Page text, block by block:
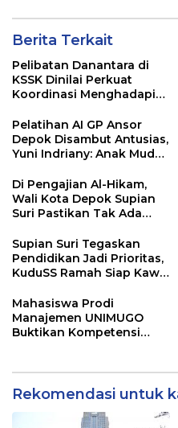
Berita Terkait
Pelibatan Danantara di
KSSK Dinilai Perkuat
Koordinasi Menghadapi
Pelatihan AI GP Ansor
Depok Disambut Antusias,
Yuni Indriany: Anak Muda
Teknologi
Di Pengajian Al-Hikam,
Wali Kota Depok Supian
Suri Pastikan Tak Ada
Supian Suri Tegaskan
Pendidikan Jadi Prioritas,
KuduSS Ramah Siap Kawal
Pemkot Depok
Mahasiswa Prodi
Manajemen UNIMUGO
Buktikan Kompetensi
Rekomendasi untuk